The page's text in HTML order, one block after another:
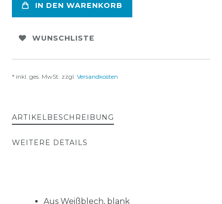
IN DEN WARENKORB
WUNSCHLISTE
* inkl. ges. MwSt. zzgl. Versandkosten
ARTIKELBESCHREIBUNG
WEITERE DETAILS
Aus Weißblech, blank